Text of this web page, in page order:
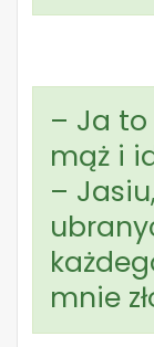
– Ja to
mąż i
–
mnie